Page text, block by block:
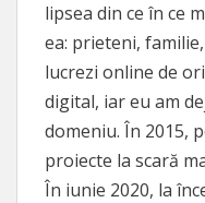
lipsea din ce în ce
ea: prieteni,
lucrezi online de
digital, iar eu am
domeniu. În 2015,
proiecte la scară
În iunie 2020, la